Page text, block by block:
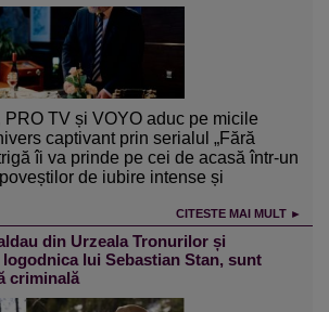
PRO TV și VOYO aduc pe micile
captivant prin serialul „Fără
îi va prinde pe cei de acasă într-un
de iubire intense și
CITESTE MAI MULT ►
din Urzeala Tronurilor și
lui Sebastian Stan, sunt
criminală